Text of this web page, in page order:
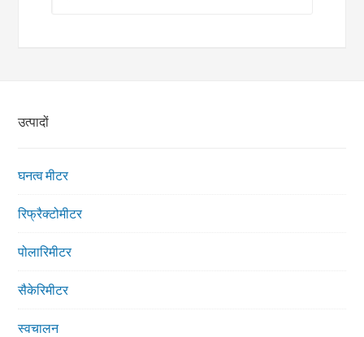
उत्पादों
घनत्व मीटर
रिफ्रैक्टोमीटर
पोलारिमीटर
सैकेरिमीटर
स्वचालन